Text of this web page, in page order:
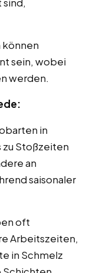
sein, wobei
werden.
in
zu Stoßzeiten
an
saisonaler
oft
Arbeitszeiten,
in Schmelz